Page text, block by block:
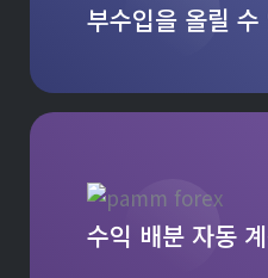
부수입을 올릴 수
수익 배분 자동